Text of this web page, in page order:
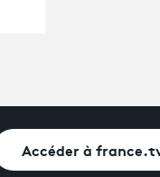
Accéder à